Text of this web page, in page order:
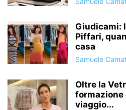
Giudicami:
Piffari,
casa
Samuele
Oltre la
formazione
viaggio...